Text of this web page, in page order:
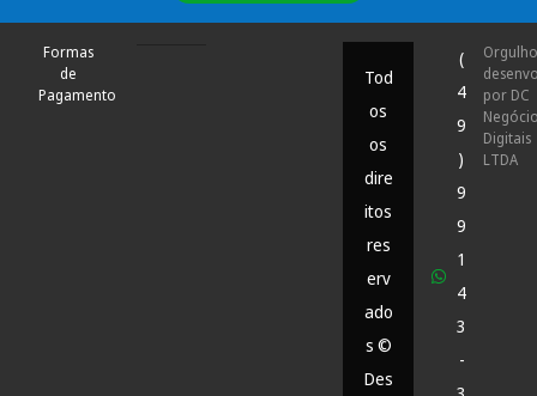
Formas
de
Pagamento
Tod
os
os
dire
itos
res
erv
ado
s ©
Des
(
4
9
)
9
9
1
4
3
-
por DC
Digitais
LTDA